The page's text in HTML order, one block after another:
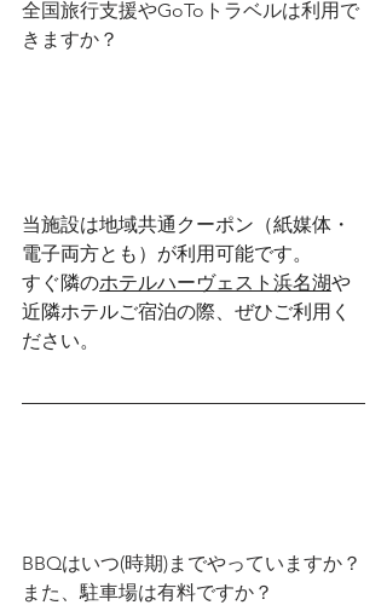
全国旅行支援やGoToトラベルは利用で
きますか？
当施設は地域共通クーポン（紙媒体・
電子両方とも）が利用可能です。
すぐ隣のホテルハーヴェスト浜名湖や
近隣ホテルご宿泊の際、ぜひご利用く
ださい。
BBQはいつ(時期)までやっていますか？
また、駐車場は有料ですか？